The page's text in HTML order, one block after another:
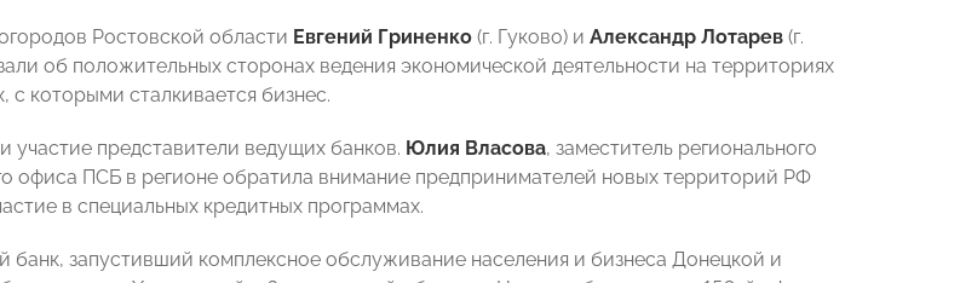
Ростовской области Евгений Гриненко (г. Гуково) и Александр Лотарев (г.
об положительных сторонах ведения экономической деятельности на территориях
с которыми сталкивается бизнес.
участие представители ведущих банков. Юлия Власова, заместитель регионального
офиса ПСБ в регионе обратила внимание предпринимателей новых территорий РФ
в специальных кредитных программах.
запустивший комплексное обслуживание населения и бизнеса Донецкой и